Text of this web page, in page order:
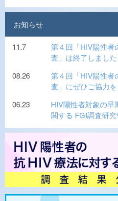
お知らせ
11.7
第４回「HIV陽性者
査」は終了しました
08.26
第４回「HIV陽性者
査」にぜひご協力を
06.23
HIV陽性者対象の早
関する FGI調査研